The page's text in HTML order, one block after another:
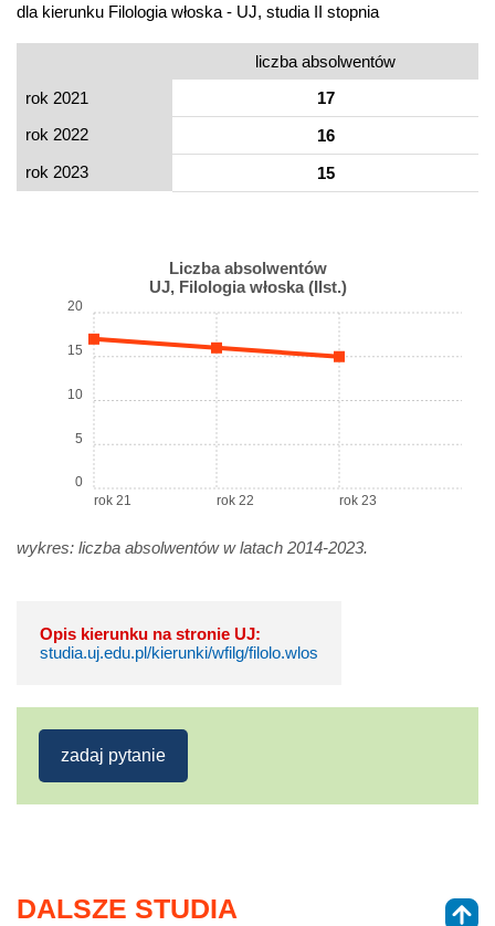
dla kierunku Filologia włoska - UJ, studia II stopnia
liczba absolwentów
rok 2021
17
rok 2022
16
rok 2023
15
Liczba absolwentów
UJ, Filologia włoska (IIst.)
rok 21 rok 22 rok 23
0
5
10
15
20
wykres: liczba absolwentów w latach 2014-2023.
Opis kierunku na stronie UJ:
studia.uj.edu.pl/kierunki/wfilg/filolo.wlos
zadaj pytanie
DALSZE STUDIA